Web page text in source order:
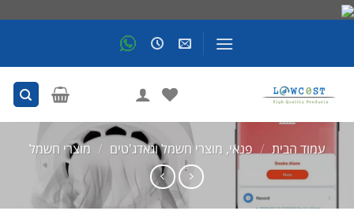
עמוד הבית / פנאי, מוצרי חשמל וגאדג'טים / מוצרי חשמל